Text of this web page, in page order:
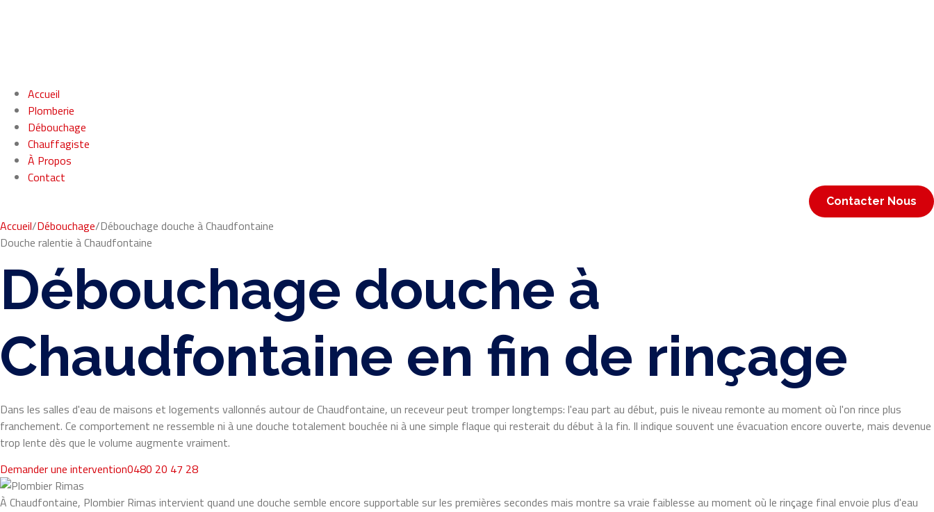
Accueil
Plomberie
Débouchage
Chauffagiste
À Propos
Contact
Contacter Nous
Accueil/Débouchage/Débouchage douche à Chaudfontaine
Douche ralentie à Chaudfontaine
Débouchage douche à
Chaudfontaine en fin de rinçage
Dans les salles d'eau de maisons et logements vallonnés autour de Chaudfontaine, un receveur peut tromper longtemps: l'eau part au début, puis le niveau remonte au moment où l'on rince plus
franchement. Ce comportement ne ressemble ni à une douche totalement bouchée ni à une simple flaque qui resterait du début à la fin. Il indique souvent une évacuation encore ouverte, mais devenue
trop lente dès que le volume augmente vraiment.
Demander une intervention0480 20 47 28
À Chaudfontaine, Plombier Rimas intervient quand une douche semble encore supportable sur les premières secondes mais montre sa vraie faiblesse au moment où le rinçage final envoie plus d'eau